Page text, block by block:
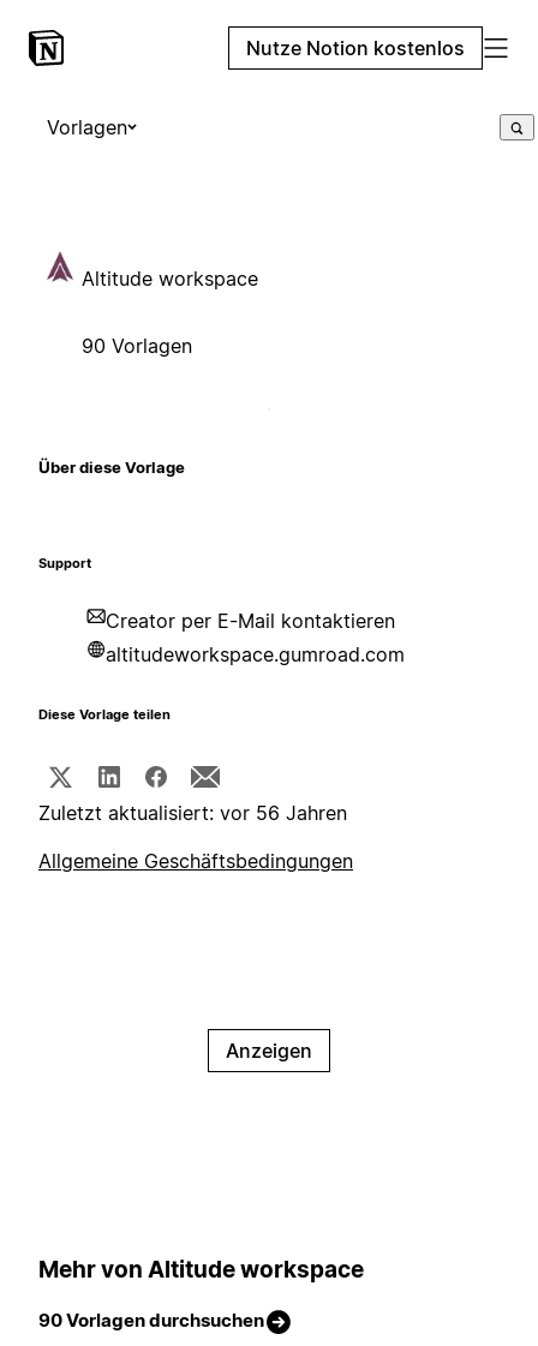
Nutze Notion kostenlos
Vorlagen
Altitude workspace
90 Vorlagen
Über diese Vorlage
Support
Creator per E-Mail kontaktieren
altitudeworkspace.gumroad.com
Diese Vorlage teilen
Zuletzt aktualisiert: vor 56 Jahren
Allgemeine Geschäftsbedingungen
Anzeigen
Mehr von Altitude workspace
90 Vorlagen durchsuchen